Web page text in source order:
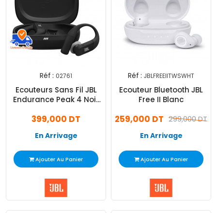
Réf : 02761
Ecouteurs Sans Fil JBL
Endurance Peak 4 Noir
399,000 DT
En Arrivage
Ajouter Au Panier
Réf : JBLFREEIITWSWHT
Ecouteur Bluetooth JBL
Free II Blanc
299,000 DT
259,000 DT
En Arrivage
Ajouter Au Panier